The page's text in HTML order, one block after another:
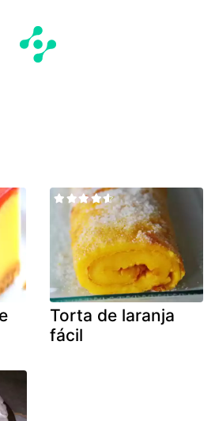
Torta de laranja
fácil